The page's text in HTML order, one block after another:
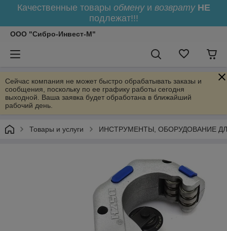
Качественные товары обменуи возврату НЕ
подлежат!!!
ООО "Сибро-Инвест-М"
Сейчас компания не может быстро обрабатывать заказы и
сообщения, поскольку по ее графику работы сегодня
выходной. Ваша заявка будет обработана в ближайший
рабочий день.
Товары и услуги ИНСТРУМЕНТЫ, ОБОРУДОВАНИЕ